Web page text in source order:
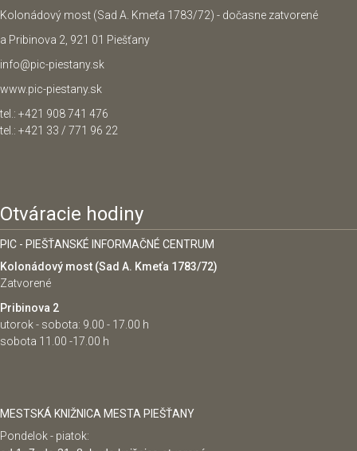
Kolonádový most (Sad A. Kmeťa 1783/72) - dočasne zatvorené
a Pribinova 2, 921 01 Piešťany
info@pic-piestany.sk
www.pic-piestany.sk
tel.: +421 908 741 476
tel.: +421 33 / 771 96 22
Otváracie hodiny
PIC - PIEŠŤANSKÉ INFORMAČNÉ CENTRUM
Kolonádový most (Sad A. Kmeťa 1783/72)
Zatvorené
Pribinova 2
utorok - sobota: 9.00 - 17.00 h
sobota 11.00 -17.00 h
MESTSKÁ KNIŽNICA MESTA PIEŠŤANY
Pondelok - piatok: